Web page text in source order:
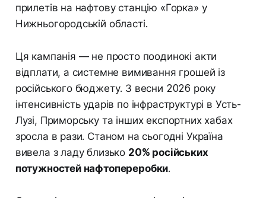
прилетів на нафтову станцію «Горка» у
Нижньогородській області.
Ця кампанія — не просто поодинокі акти
відплати, а системне вимивання грошей із
російського бюджету. З весни 2026 року
інтенсивність ударів по інфраструктурі в Усть-
Лузі, Приморську та інших експортних хабах
зросла в рази. Станом на сьогодні Україна
вивела з ладу близько 20% російських
потужностей нафтопереробки.